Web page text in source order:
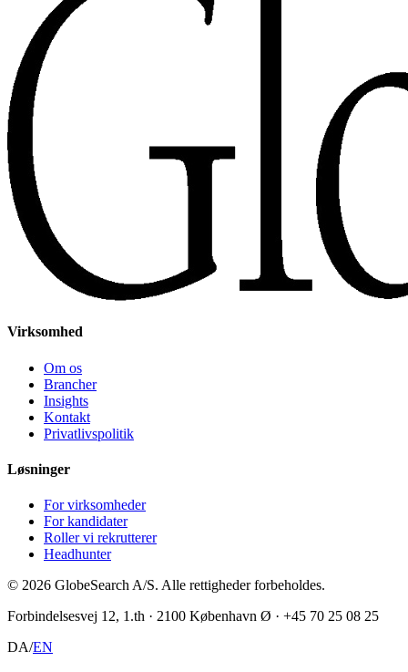
Virksomhed
Om os
Brancher
Insights
Kontakt
Privatlivspolitik
Løsninger
For virksomheder
For kandidater
Roller vi rekrutterer
Headhunter
© 2026 GlobeSearch A/S. Alle rettigheder forbeholdes.
Forbindelsesvej 12, 1.th · 2100 København Ø · +45 70 25 08 25
DA/EN